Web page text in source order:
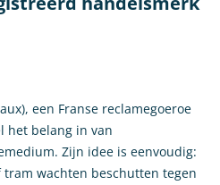
een Franse reclamegoeroe
het belang in van
Zijn idee is eenvoudig:
wachten beschutten tegen